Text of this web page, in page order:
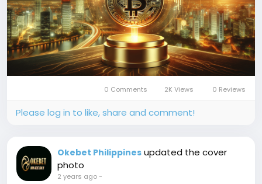
0 Comments 2K Views 0 Reviews
Please log in to like, share and comment!
Okebet Philippines updated the cover
photo
2 years ago-